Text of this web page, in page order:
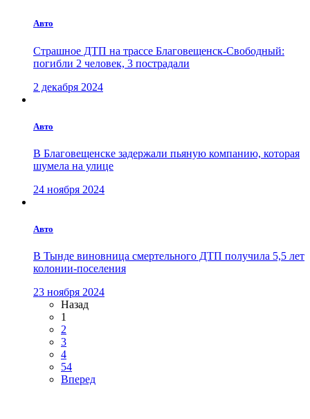
Авто
Страшное ДТП на трассе Благовещенск-Свободный:
погибли 2 человек, 3 пострадали
2 декабря 2024
Авто
В Благовещенске задержали пьяную компанию, которая
шумела на улице
24 ноября 2024
Авто
В Тынде виновница смертельного ДТП получила 5,5 лет
колонии-поселения
23 ноября 2024
Назад
1
2
3
4
54
Вперед